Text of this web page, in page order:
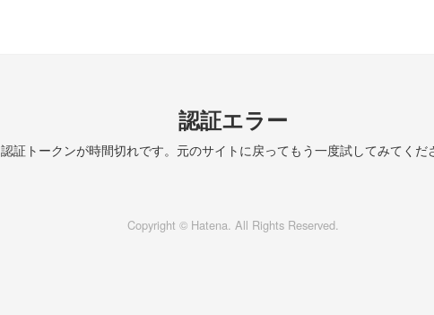
認証エラー
認証トークンが時間切れです。元のサイトに戻ってもう一度試してみてくだ
Copyright © Hatena. All Rights Reserved.